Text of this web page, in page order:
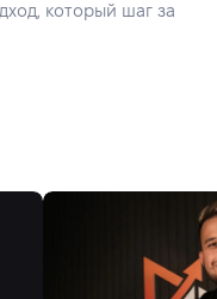
который шаг за